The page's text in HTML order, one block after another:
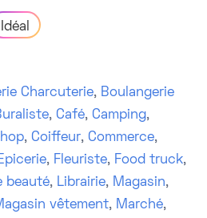
Idéal
Charcuterie, Boulangerie
, Café, Camping,
, Coiffeur, Commerce,
, Fleuriste, Food truck,
beauté, Librairie, Magasin,
vêtement, Marché,